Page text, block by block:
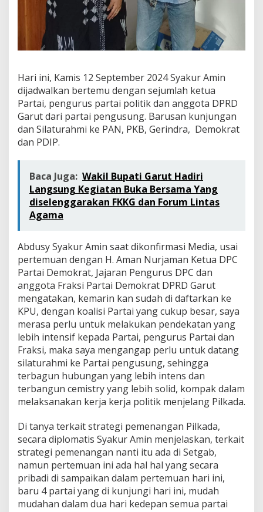
Hari ini, Kamis 12 September 2024 Syakur Amin
dijadwalkan bertemu dengan sejumlah ketua
Partai, pengurus partai politik dan anggota DPRD
Garut dari partai pengusung. Barusan kunjungan
dan Silaturahmi ke PAN, PKB, Gerindra, Demokrat
dan PDIP.
Baca Juga: Wakil Bupati Garut Hadiri
Langsung Kegiatan Buka Bersama Yang
diselenggarakan FKKG dan Forum Lintas
Agama
Abdusy Syakur Amin saat dikonfirmasi Media, usai
pertemuan dengan H. Aman Nurjaman Ketua DPC
Partai Demokrat, Jajaran Pengurus DPC dan
anggota Fraksi Partai Demokrat DPRD Garut
mengatakan, kemarin kan sudah di daftarkan ke
KPU, dengan koalisi Partai yang cukup besar, saya
merasa perlu untuk melakukan pendekatan yang
lebih intensif kepada Partai, pengurus Partai dan
Fraksi, maka saya mengangap perlu untuk datang
silaturahmi ke Partai pengusung, sehingga
terbagun hubungan yang lebih intens dan
terbangun cemistry yang lebih solid, kompak dalam
melaksanakan kerja kerja politik menjelang Pilkada.
Di tanya terkait strategi pemenangan Pilkada,
secara diplomatis Syakur Amin menjelaskan, terkait
strategi pemenangan nanti itu ada di Setgab,
namun pertemuan ini ada hal hal yang secara
pribadi di sampaikan dalam pertemuan hari ini,
baru 4 partai yang di kunjungi hari ini, mudah
mudahan dalam dua hari kedepan semua partai